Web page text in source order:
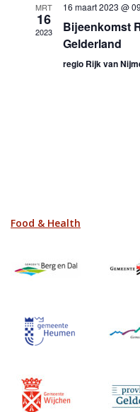
MRT
16
2023
16 maart 2023 @
Bijeenkomst
Gelderland
regio Rijk van
Food & Health